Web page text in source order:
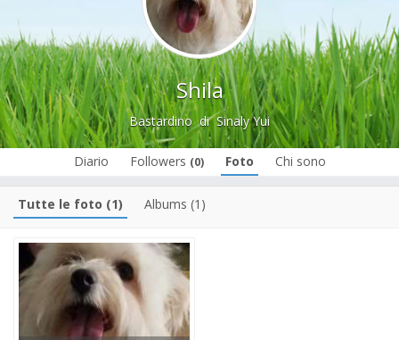
Shila
BastardinodiSinaly Yui
Diario Followers (0) Foto Chi sono
Tutte le foto (1) Albums (1)